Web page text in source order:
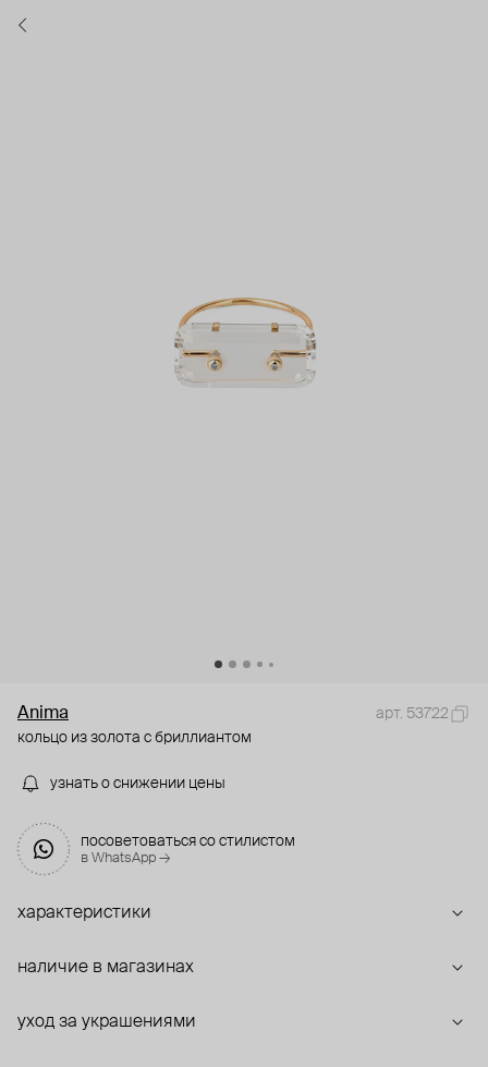
Anima
арт. 53722
кольцо из золота с бриллиантом
узнать о снижении цены
посоветоваться со стилистом
в WhatsApp →
характеристики
наличие в магазинах
уход за украшениями